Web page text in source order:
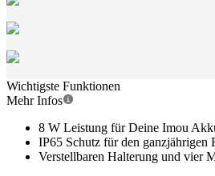
Wichtigste Funktionen
Mehr Infos
8 W Leistung für Deine Imou
IP65 Schutz für den ganzjährigen
Verstellbaren Halterung und vier